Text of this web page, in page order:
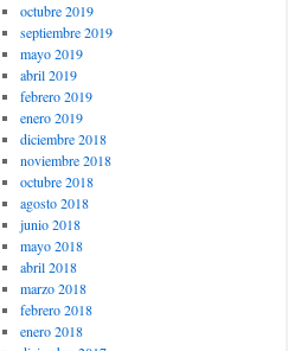
octubre 2019
septiembre 2019
mayo 2019
abril 2019
febrero 2019
enero 2019
diciembre 2018
noviembre 2018
octubre 2018
agosto 2018
junio 2018
mayo 2018
abril 2018
marzo 2018
febrero 2018
enero 2018